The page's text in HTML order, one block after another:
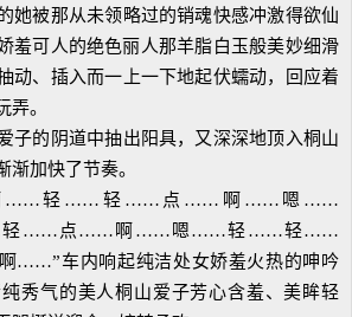
她被那从未领略过的销魂快感冲激得欲仙
可人的绝色丽人那羊脂白玉般美妙细滑
动、插入而一上一下地起伏蠕动，回应着
弄。
的阴道中抽出阳具，又深深地顶入桐山
渐加快了节奏。
轻……轻……点……啊……嗯……
……点……啊……嗯……轻……轻……
车内响起纯洁处女娇羞火热的呻吟
秀气的美人桐山爱子芳心含羞、美眸轻